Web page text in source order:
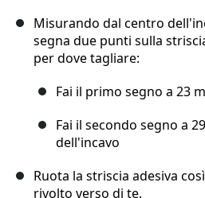
Misurando dal centro
segna due punti sulla
per dove tagliare:
Fai il primo segno a 23
Fai il secondo segno a
dell'incavo
Ruota la striscia adesiva
rivolto verso di te.